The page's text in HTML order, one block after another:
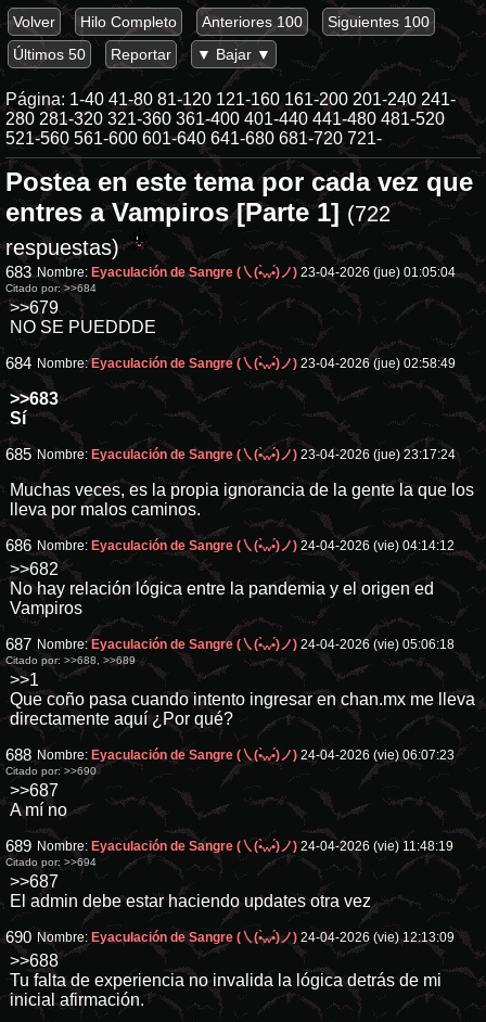
Volver Hilo Completo Anteriores 100
Siguientes 100
Últimos 50
Reportar ▼ Bajar ▼
Página: 1-40 41-80 81-120 121-160 161-200 201-240 241-
280 281-320 321-360 361-400 401-440 441-480 481-520
521-560 561-600 601-640 641-680 681-720 721-
Postea en este tema por cada vez que
entres a Vampiros [Parte 1] (722
respuestas)
683 Nombre: Eyaculación de Sangre (㇏(•̀ᵥᵥ•́)ノ) 23-04-2026 (jue) 01:05:04
Citado por:>>684
>>679
NO SE PUEDDDE
684 Nombre:Eyaculación de Sangre (㇏(•̀ᵥᵥ•́)ノ) 23-04-2026 (jue) 02:58:49
>>683
Sí
685 Nombre: Eyaculación de Sangre (㇏(•̀ᵥᵥ•́)ノ) 23-04-2026 (jue) 23:17:24
Muchas veces, es la propia ignorancia de la gente la que los
lleva por malos caminos.
686 Nombre: Eyaculación de Sangre (㇏(•̀ᵥᵥ•́)ノ) 24-04-2026 (vie) 04:14:12
>>682
No hay relación lógica entre la pandemia y el origen ed
Vampiros
687 Nombre:Eyaculación de Sangre (㇏(•̀ᵥᵥ•́)ノ) 24-04-2026 (vie) 05:06:18
Citado por: >>688, >>689
>>1
Que coño pasa cuando intento ingresar en chan.mx me lleva
directamente aquí ¿Por qué?
688 Nombre: Eyaculación de Sangre (㇏(•̀ᵥᵥ•́)ノ) 24-04-2026 (vie) 06:07:23
Citado por: >>690
>>687
A mí no
689 Nombre: Eyaculación de Sangre (㇏(•̀ᵥᵥ•́)ノ) 24-04-2026 (vie) 11:48:19
Citado por: >>694
>>687
El admin debe estar haciendo updates otra vez
690 Nombre: Eyaculación de Sangre (㇏(•̀ᵥᵥ•́)ノ) 24-04-2026 (vie) 12:13:09
>>688
Tu falta de experiencia no invalida la lógica detrás de mi
inicial afirmación.